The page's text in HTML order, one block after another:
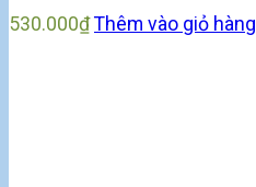
530.000₫ Thêm vào giỏ hàng